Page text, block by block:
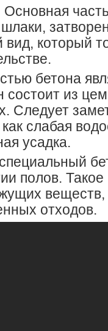
который
бетона
из
Следует
слабая
усадка.
полов.
отходов.